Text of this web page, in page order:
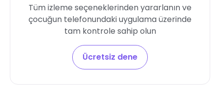
Tüm izleme seçeneklerinden yararlanın ve
çocuğun telefonundaki uygulama üzerinde
tam kontrole sahip olun
Ücretsiz dene